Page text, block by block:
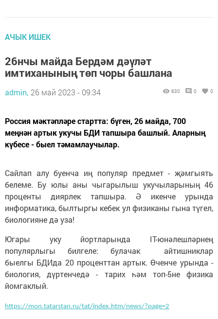
АЧЫК ИШЕК
26нчы майда Бердәм дәүләт
имтиханының төп чоры башлана
admin, 26 май 2023 - 09:34 830 0 0
Россия мәктәпләре стартта: бүген, 26 майда, 700
меңнән артык укучы БДИ тапшыра башлый. Аларның
күбесе - быел тәмамлаучылар.
Сайлап алу буенча иң популяр предмет - җәмгыять
белеме. Бу юлы аны чыгарылыш укучыларының 46
проценты диярлек тапшыра. Ә икенче урында
информатика, былтыргы кебек ул физиканы гына түгел,
биологияне дә уза!
Югары уку йортларында IT-юнәлешләрнең
популярлыгы билгеле: булачак айтишниклар
быелгы БДИда 20 проценттан артык. Өченче урында -
биология, дүртенчедә - тарих һәм топ-5не физика
йомгаклый.
https://mon.tatarstan.ru/tat/index.htm/news/?page=2